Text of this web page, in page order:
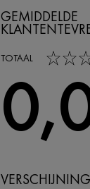
GEMIDDELDE
TOTAAL
0,0 out of 5 stars